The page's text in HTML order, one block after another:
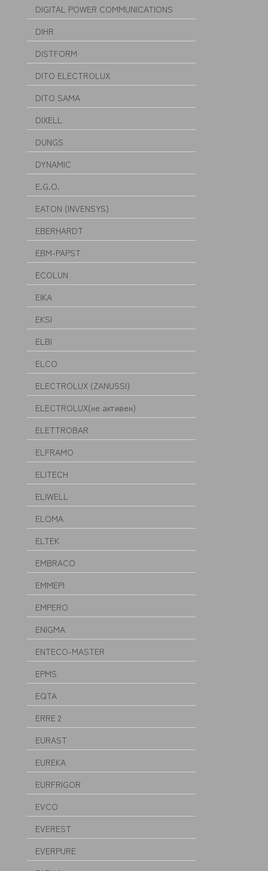
DIGITAL POWER COMMUNICATIONS
DIHR
DISTFORM
DITO ELECTROLUX
DITO SAMA
DIXELL
DUNGS
DYNAMIC
E.G.O.
EATON (INVENSYS)
EBERHARDT
EBM-PAPST
ECOLUN
EIKA
EKSI
ELBI
ELCO
ELECTROLUX (ZANUSSI)
ELECTROLUX(не активен)
ELETTROBAR
ELFRAMO
ELITECH
ELIWELL
ELOMA
ELTEK
EMBRACO
EMMEPI
EMPERO
ENIGMA
ENTECO-MASTER
EPMS
EQTA
ERRE 2
EURAST
EUREKA
EURFRIGOR
EVCO
EVEREST
EVERPURE